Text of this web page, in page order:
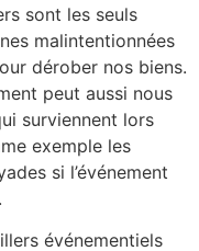
sont les seuls
malintentionnées
dérober nos biens.
peut aussi nous
surviennent lors
exemple les
si l’événement
événementiels